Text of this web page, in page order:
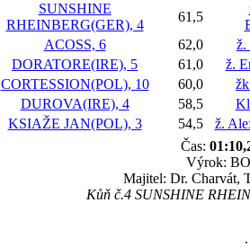
SUNSHINE
RHEINBERG(GER), 4
61,5
ACOSS, 6 62,0
ž.
DORATORE(IRE), 5 61,0
ž.
CORTESSION(POL), 10 60,0
DUROVA(IRE), 4 58,5
KSIAŽE JAN(POL), 3 54,5
ž.
Čas:
Výrok:
Majitel: Dr. Charvát,
Kůň č.4 SUNSHINE